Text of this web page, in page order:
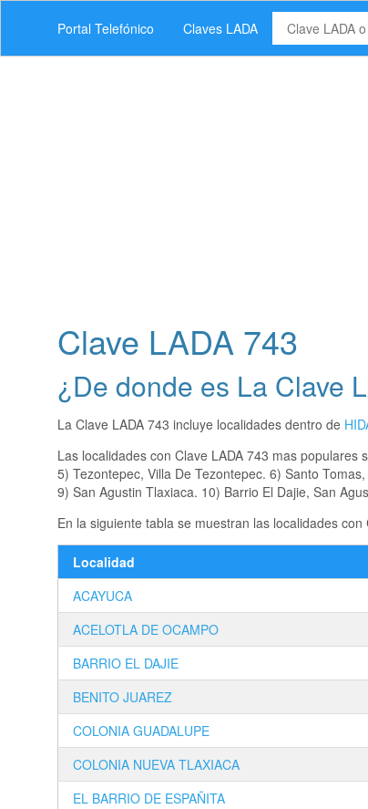
Portal Telefónico Claves LADA
Clave LADA 743
¿De donde es La Clave
La Clave LADA 743 incluye localidades dentro de
Las localidades con Clave LADA 743 mas
5) Tezontepec, Villa De Tezontepec. 6) Santo
9) San Agustin Tlaxiaca. 10) Barrio El Dajie, San
En la siguiente tabla se muestran las localidades con
Localidad
ACAYUCA
ACELOTLA DE OCAMPO
BARRIO EL DAJIE
BENITO JUAREZ
COLONIA GUADALUPE
COLONIA NUEVA TLAXIACA
EL BARRIO DE ESPAÑITA